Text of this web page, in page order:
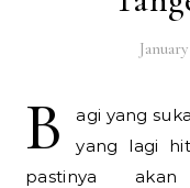
B
agi yang
yang lagi
pastinya